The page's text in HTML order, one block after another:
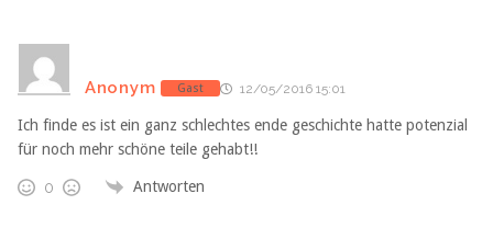
Anonym Gast 12/05/2016 15:01
Ich finde es ist ein ganz schlechtes ende geschichte hatte potenzial
für noch mehr schöne teile gehabt!!
0 Antworten